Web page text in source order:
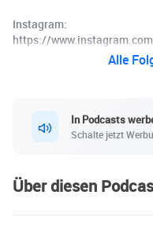
Instagram:
https://
Alle
In Podcasts
Schalte jetzt
Über diesen